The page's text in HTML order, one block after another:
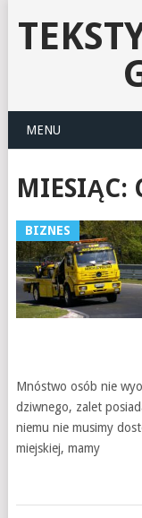
MENU
MIESIĄC:
BIZNES
Mnóstwo osób nie
dziwnego, zalet
niemu nie musimy
miejskiej, mamy